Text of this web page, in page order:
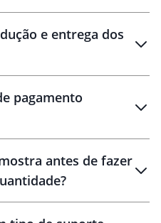
e entrega dos
brinde
48 horas
pagamento
antes de fazer